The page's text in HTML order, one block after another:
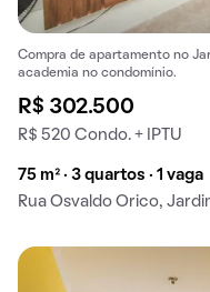
Compra de apartamento no
academia no condomínio.
R$ 302.500
R$ 520 Condo. + IPTU
75 m² · 3 quartos · 1 vaga
Rua Osvaldo Orico,